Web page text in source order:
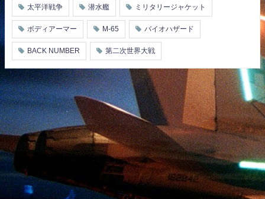
太平洋戦争 潜水艦 ミリタリージャケット
ボディアーマー M-65 バイオハザード
BACK NUMBER 第二次世界大戦